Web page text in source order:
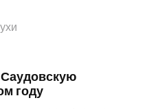
Саудовскую
году